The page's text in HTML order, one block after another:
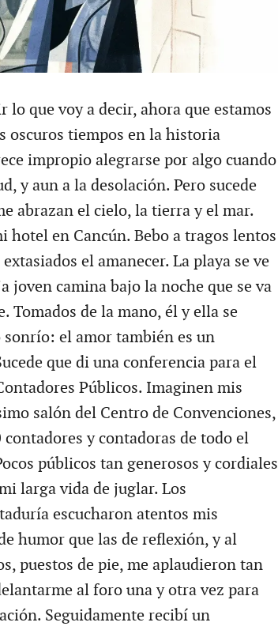
lo que voy a decir, ahora que estamos
oscuros tiempos en la historia
impropio alegrarse por algo cuando
y aun a la desolación. Pero sucede
abrazan el cielo, la tierra y el mar.
hotel en Cancún. Bebo a tragos lentos
el amanecer. La playa se ve
joven camina bajo la noche que se va
Tomados de la mano, él y ella se
sonrío: el amor también es un
que di una conferencia para el
Públicos. Imaginen mis
salón del Centro de Convenciones,
y contadoras de todo el
públicos tan generosos y cordiales
larga vida de juglar. Los
escucharon atentos mis
humor que las de reflexión, y al
puestos de pie, me aplaudieron tan
al foro una y otra vez para
Seguidamente recibí un